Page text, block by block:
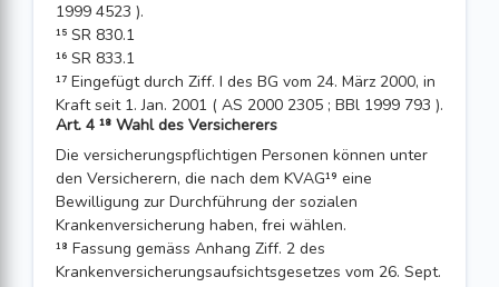
1999 4523 ).
¹⁵ SR 830.1
¹⁶ SR 833.1
¹⁷ Eingefügt durch Ziff. I des BG vom 24. März 2000, in
Kraft seit 1. Jan. 2001 ( AS 2000 2305 ; BBl 1999 793 ).
Art. 4 ¹⁸ Wahl des Versicherers
Die versicherungspflichtigen Personen können unter
den Versicherern, die nach dem KVAG¹⁹ eine
Bewilligung zur Durchführung der sozialen
Krankenversicherung haben, frei wählen.
¹⁸ Fassung gemäss Anhang Ziff. 2 des
Krankenversicherungsaufsichtsgesetzes vom 26. Sept.